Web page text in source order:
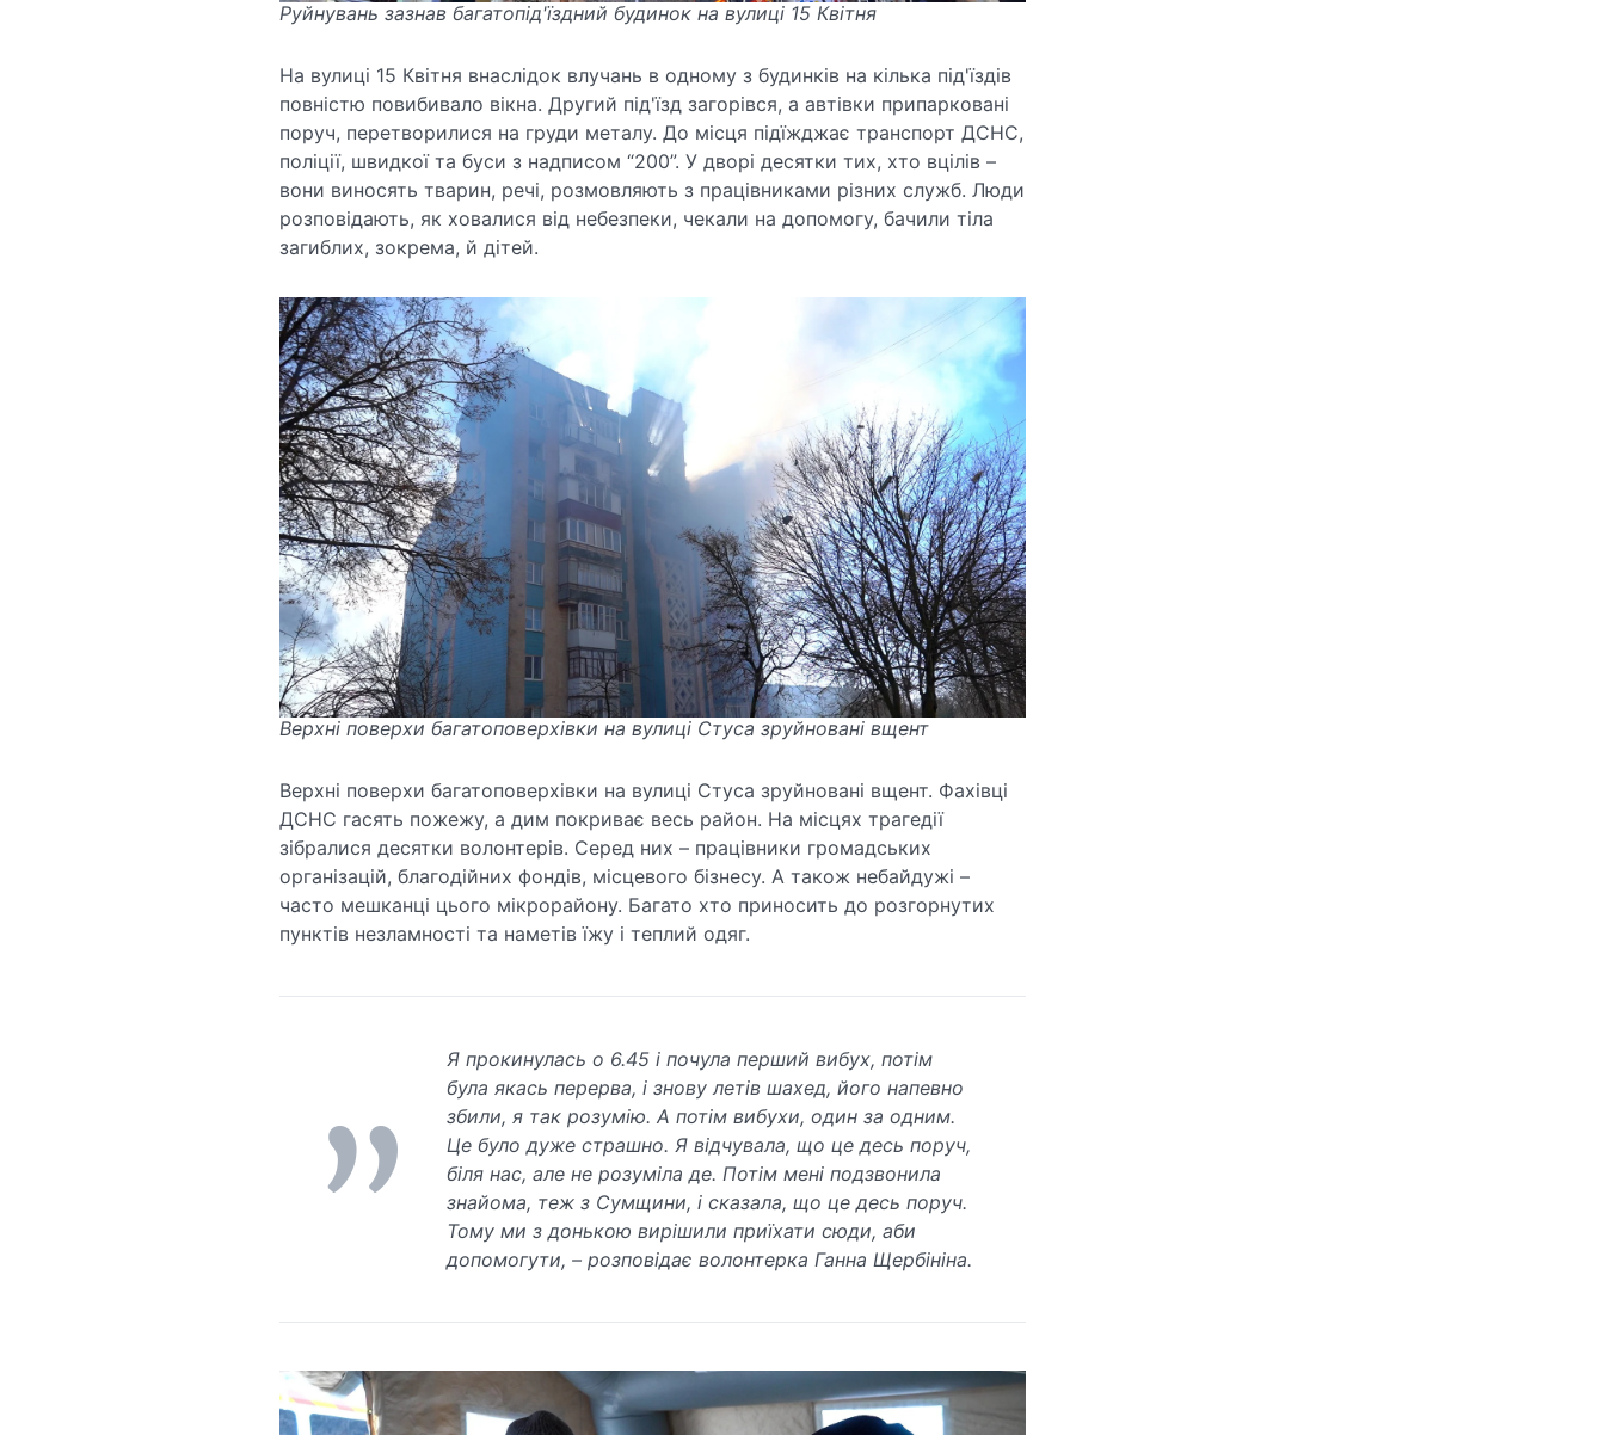
Руйнувань зазнав багатопід'їздний будинок на вулиці 15 Квітня
На вулиці 15 Квітня внаслідок влучань в одному з будинків на кілька під'їздів
повністю повибивало вікна. Другий під'їзд загорівся, а автівки припарковані
поруч, перетворилися на груди металу. До місця підїжджає транспорт ДСНС,
поліції, швидкої та буси з надписом “200”. У дворі десятки тих, хто вцілів –
вони виносять тварин, речі, розмовляють з працівниками різних служб. Люди
розповідають, як ховалися від небезпеки, чекали на допомогу, бачили тіла
загиблих, зокрема, й дітей.
Верхні поверхи багатоповерхівки на вулиці Стуса зруйновані вщент
Верхні поверхи багатоповерхівки на вулиці Стуса зруйновані вщент. Фахівці
ДСНС гасять пожежу, а дим покриває весь район. На місцях трагедії
зібралися десятки волонтерів. Серед них – працівники громадських
організацій, благодійних фондів, місцевого бізнесу. А також небайдужі –
часто мешканці цього мікрорайону. Багато хто приносить до розгорнутих
пунктів незламності та наметів їжу і теплий одяг.
Я прокинулась о 6.45 і почула перший вибух, потім
була якась перерва, і знову летів шахед, його напевно
збили, я так розумію. А потім вибухи, один за одним.
Це було дуже страшно. Я відчувала, що це десь поруч,
біля нас, але не розуміла де. Потім мені подзвонила
знайома, теж з Сумщини, і сказала, що це десь поруч.
Тому ми з донькою вирішили приїхати сюди, аби
допомогути, – розповідає волонтерка Ганна Щербініна.